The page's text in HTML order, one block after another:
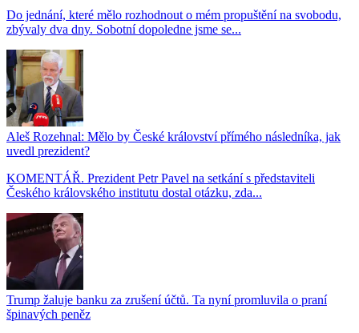
Do jednání, které mělo rozhodnout o mém propuštění na svobodu,
zbývaly dva dny. Sobotní dopoledne jsme se...
Aleš Rozehnal: Mělo by České království přímého následníka, jak
uvedl prezident?
KOMENTÁŘ. Prezident Petr Pavel na setkání s představiteli
Českého královského institutu dostal otázku, zda...
Trump žaluje banku za zrušení účtů. Ta nyní promluvila o praní
špinavých peněz